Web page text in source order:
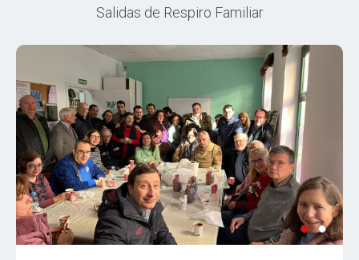
Salidas de Respiro Familiar